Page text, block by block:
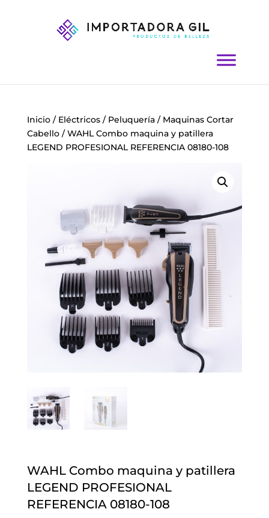
Inicio/ Eléctricos/ Peluquería/ Maquinas Cortar
Cabello/ WAHL Combo maquina y patillera
LEGEND PROFESIONAL REFERENCIA 08180-108
WAHL Combo maquina y patillera
LEGEND PROFESIONAL
REFERENCIA 08180-108